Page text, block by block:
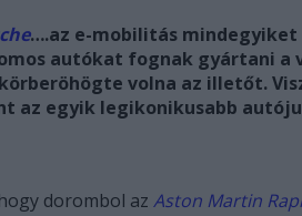
….az e-mobilitás
autókat fognak gyártani a
volna az illetőt.
az egyik legikonikusabb
dorombol az Aston Martin